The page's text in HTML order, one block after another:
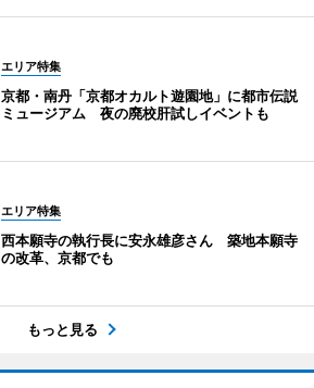
エリア特集
京都・南丹「京都オカルト遊園地」に都市伝説
ミュージアム 夜の廃校肝試しイベントも
エリア特集
西本願寺の執行長に安永雄彦さん 築地本願寺
の改革、京都でも
もっと見る